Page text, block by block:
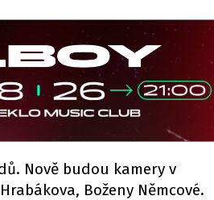
Nově budou kamery v
Boženy Němcové.